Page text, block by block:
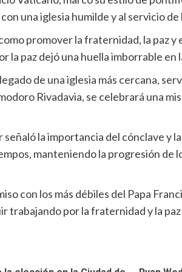
una iglesia humilde y al servicio de
promover la fraternidad, la paz
la paz dejó una huella imborrable en
de una iglesia más cercana,
Rivadavia, se celebrará una
la importancia del cónclave y
manteniendo la progresión de
con los más débiles del Papa
trabajando por la fraternidad y la